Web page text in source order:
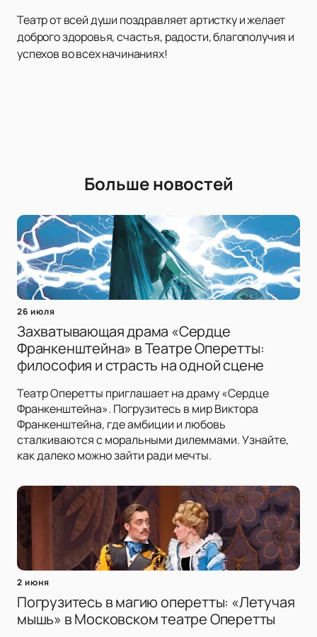
Театр от всей души поздравляет артистку и желает
доброго здоровья, счастья, радости, благополучия и
успехов во всех начинаниях!
Больше новостей
26 июля
Захватывающая драма «Сердце
Франкенштейна» в Театре Оперетты:
философия и страсть на одной сцене
Театр Оперетты приглашает на драму «Сердце
Франкенштейна». Погрузитесь в мир Виктора
Франкенштейна, где амбиции и любовь
сталкиваются с моральными дилеммами. Узнайте,
как далеко можно зайти ради мечты.
2 июня
Погрузитесь в магию оперетты: «Летучая
мышь» в Московском театре Оперетты